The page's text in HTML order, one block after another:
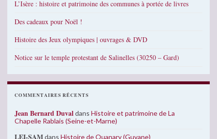
L’Isère : histoire et patrimoine des communes à portée de livres
Des cadeaux pour Noël !
Histoire des Jeux olympiques | ouvrages & DVD
Notice sur le temple protestant de Salinelles (30250 – Gard)
COMMENTAIRES RÉCENTS
Jean Bernard Duvaldans Histoire et patrimoine de La
Chapelle Rablais (Seine-et-Marne)
LEI-SAMdans Histoire de Ouanary (Guyane)